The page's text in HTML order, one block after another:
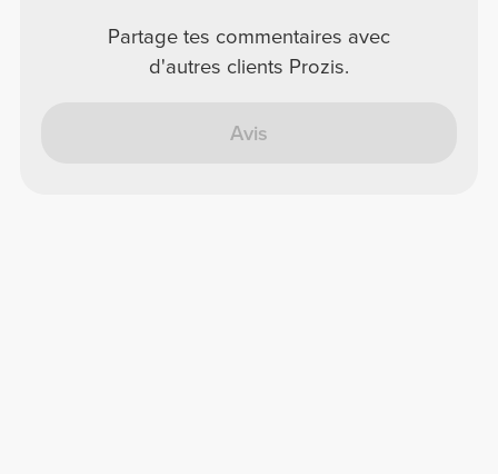
Partage tes commentaires avec
d'autres clients Prozis.
Avis